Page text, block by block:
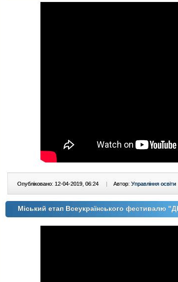
Опубліковано: 12-04-2019, 06:24 | Автор: Управління освіти
Міський етап Всеукраїнського фестивалю